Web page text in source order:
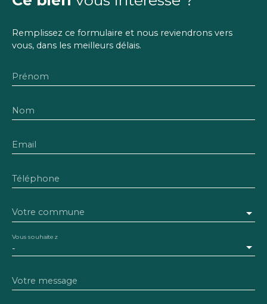
Remplissez ce formulaire et nous reviendrons vers
vous, dans les meilleurs délais.
Prénom
Nom
Email
Téléphone
Votre commune
-
Vous souhaitez
Votre message